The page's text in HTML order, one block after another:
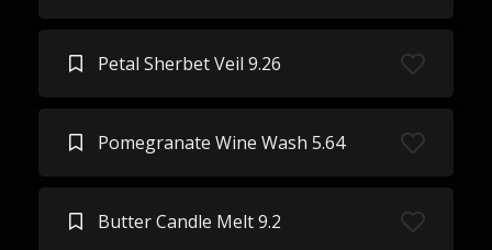
Petal Sherbet Veil 9.26
Pomegranate Wine Wash 5.64
Butter Candle Melt 9.2